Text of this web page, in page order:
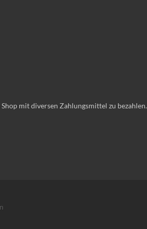
mit diversen Zahlungsmittel zu bezahlen.